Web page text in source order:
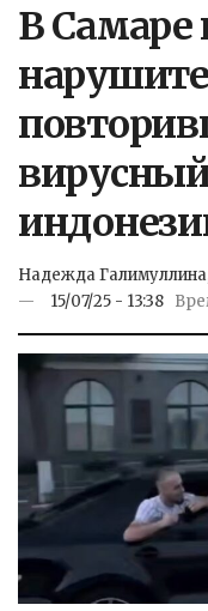
В Самаре
Надежда
15/07/25 - 13:38